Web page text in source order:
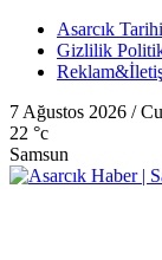
Asarcık Tarihi
Gizlilik
7 Ağustos 2026 /
22 °c
Samsun